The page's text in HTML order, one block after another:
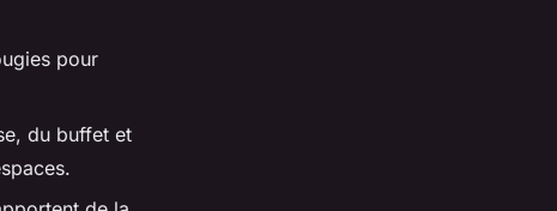
pour
du buffet et